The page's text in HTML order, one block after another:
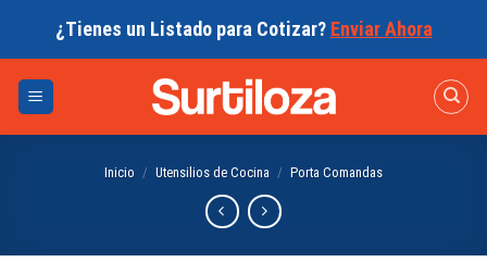
¿Tienes un Listado para Cotizar? Enviar Ahora
Inicio / Utensilios de Cocina / Porta Comandas